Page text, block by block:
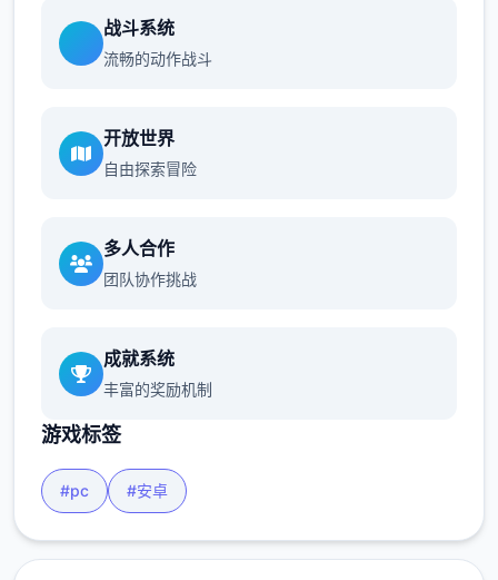
战斗系统
流畅的动作战斗
开放世界
自由探索冒险
多人合作
团队协作挑战
成就系统
丰富的奖励机制
游戏标签
#pc #安卓